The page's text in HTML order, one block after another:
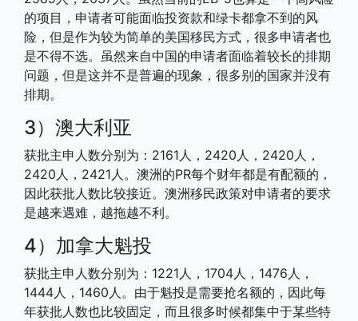
的项目，申请者可能面临投资款和绿卡都拿不到的风
险，但是作为较为简单的美国移民方式，很多申请者也
是不得不选。虽然来自中国的申请者面临着较长的排期
问题，但是这并不是普遍的现象，很多别的国家并没有
排期。
3）澳大利亚
获批主申人数分别为：2161人，2420人，2420人，
2420人，2421人。澳洲的PR每个财年都是有配额的，
因此获批人数比较接近。澳洲移民政策对申请者的要求
是越来遇难，越拖越不利。
4）加拿大魁投
获批主申人数分别为：1221人，1704人，1476人，
1444人，1460人。由于魁投是需要抢名额的，因此每
年获批人数也比较固定，而且很多时候都集中于某些特